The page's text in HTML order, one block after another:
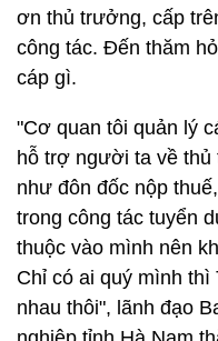
ơn thủ trưởng, cấp
công tác. Đến thăm
cáp gì.
"Cơ quan tôi quản lý
hỗ trợ người ta về thủ
như đôn đốc nộp
trong công tác tuyển
thuộc vào mình nên
Chỉ có ai quý mình
nhau thôi", lãnh đạo